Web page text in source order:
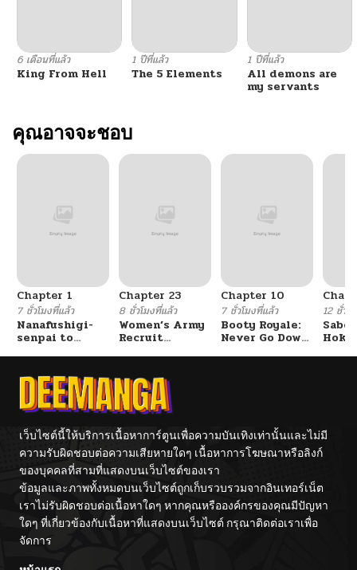
6 เดือนที่แล้ว
King From Hell
1 ปีที่แล้ว
The 5 Elements
1 ปีที่แล้ว
All demons are
my servants
คุณอาจจะชอบ
Chapter 1
7 ชั่วโมงที่แล้ว
Nanafushigi-
senpai to
Chapter 23
8 ชั่วโมงที่แล้ว
Women’s Army
Recruit
Chapter 10
7 ชั่วโมงที่แล้ว
Booty Royale:
Never Go Down
12 ชั่วโ
เว็บไซต์นี้ให้บริการเนื้อหาการ์ตูนเพื่อความบันเทิงเท่านั้นและไม่มี
ความรับผิดชอบต่อความเสียหายใดๆ เนื้อหาการโฆษณาหรือลิงก์
ของบุคคลที่สามที่แสดงบนเว็บไซต์ของเรา
ข้อมูลและภาพทั้งหมดบนเว็บไซต์ถูกเก็บรวบรวมจากอินเทอร์เน็ต
เราไม่รับผิดชอบต่อเนื้อหาใดๆ หากคุณหรือองค์กรของคุณมีปัญหา
ใดๆ ที่เกี่ยวข้องกับเนื้อหาที่แสดงบนเว็บไซต์ กรุณาติดต่อเราเพื่อ
จัดการ